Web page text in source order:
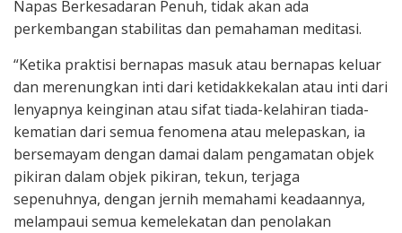
Napas Berkesadaran Penuh, tidak akan ada
perkembangan stabilitas dan pemahaman meditasi.
“Ketika praktisi bernapas masuk atau bernapas keluar
dan merenungkan inti dari ketidakkekalan atau inti dari
lenyapnya keinginan atau sifat tiada-kelahiran tiada-
kematian dari semua fenomena atau melepaskan, ia
bersemayam dengan damai dalam pengamatan objek
pikiran dalam objek pikiran, tekun, terjaga
sepenuhnya, dengan jernih memahami keadaannya,
melampaui semua kemelekatan dan penolakan